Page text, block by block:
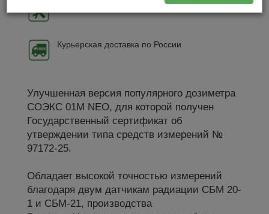
Официальная техподдержка
Курьерская доставка по России
Улучшенная версия популярного дозиметра
СОЭКС 01М NEO, для которой получен
Государственный сертификат об
утверждении типа средств измерений №
97172-25.
Обладает высокой точностью измерений
благодаря двум датчикам радиации СБМ 20-
1 и СБМ-21, производства